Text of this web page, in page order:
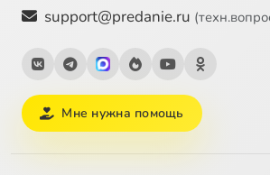
support@predanie.ru
Мне нужна помощь